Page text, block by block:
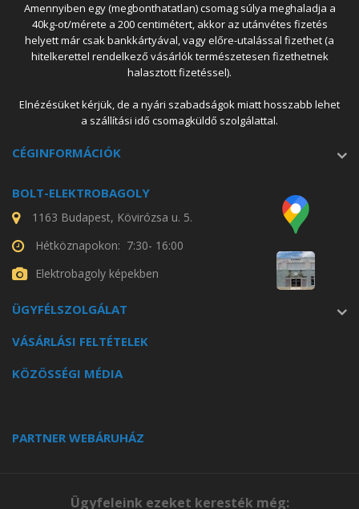
Amennyiben egy (megbonthatatlan) csomag súlya meghaladja a
40kg-ot/mérete a 200 centimétert, akkor az utánvétes fizetés
helyett már csak bankkártyával, vagy előre-utalással fizethet (a
hitelkerettel rendelkező vásárlók természetesen fizethetnek
halasztott fizetéssel).
Elnézésüket kérjük, de a nyári szabadságok miatt hosszabb lehet
a szállítási idő csomagküldő szolgálattal.
CÉGINFORMÁCIÓK
BOLT-ELEKTROBAGOLY
1163 Budapest, Kövirózsa u. 5.
Hétköznapokon: 7:30- 16:00
Elektrobagoly képekben
ÜGYFÉLSZOLGÁLAT
VÁSÁRLÁSI FELTÉTELEK
KÖZÖSSÉGI MÉDIA
PARTNER WEBÁRUHÁZ
Ügyfeleink ezeket keresték még: